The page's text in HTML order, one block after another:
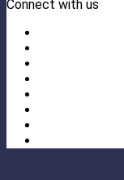
Connect with us